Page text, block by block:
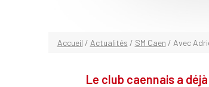
Accueil / Actualités / SM Caen / Avec
Le club caennais a